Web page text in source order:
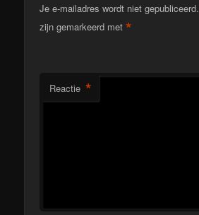
Je e-mailadres wordt niet gepubliceerd.
zijn gemarkeerd met*
Reactie *